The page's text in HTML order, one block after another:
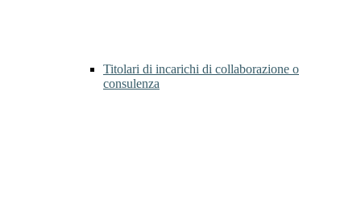
Titolari di incarichi di collaborazione o
consulenza